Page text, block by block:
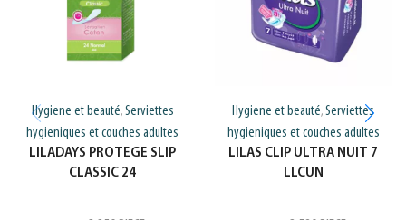
Hygiene et beauté, Serviettes
hygieniques et couches adultes
LILADAYS PROTEGE SLIP
CLASSIC 24
Hygiene et beauté,Serviettes
hygieniques et couches adultes
LILAS CLIP ULTRA NUIT 7
LLCUN